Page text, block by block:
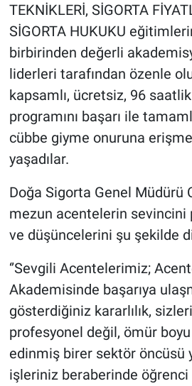
TEKNİKLERİ, SİGORTA
SİGORTA HUKUKU
birbirinden değerli
liderleri tarafından özenle
kapsamlı, ücretsiz, 96
programını başarı ile
cübbe giyme onuruna
yaşadılar.
Doğa Sigorta Genel Müdürü
mezun acentelerin sevincini
ve düşüncelerini şu şekilde
‘’Sevgili Acentelerimiz;
Akademisinde başarıya
gösterdiğiniz kararlılık,
profesyonel değil, ömür
edinmiş birer sektör öncüsü
işleriniz beraberinde öğrenci